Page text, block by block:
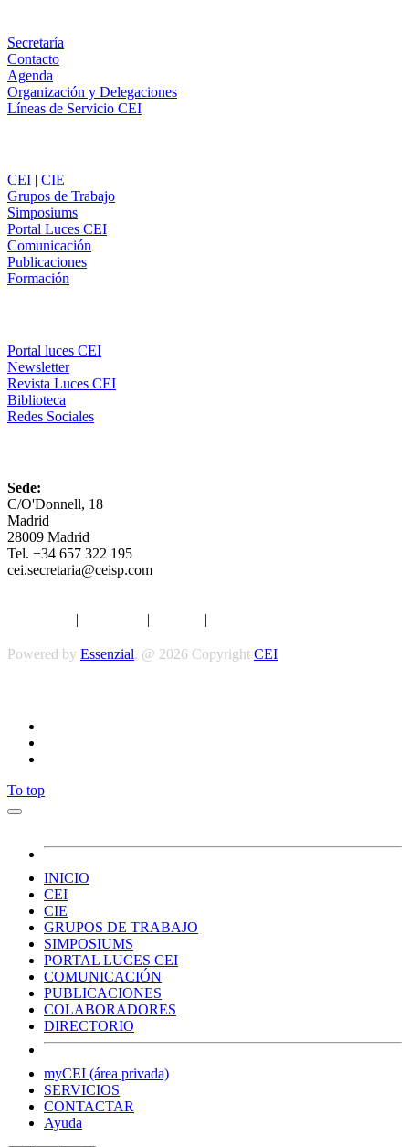
Secretaría
Contacto
Agenda
Organización y Delegaciones
Líneas de Servicio CEI
CEI | CIE
Grupos de Trabajo
Simposiums
Portal Luces CEI
Comunicación
Publicaciones
Formación
Portal luces CEI
Newsletter
Revista Luces CEI
Biblioteca
Redes Sociales
Sede:
C/O'Donnell, 18
Madrid
28009 Madrid
Tel. +34 657 322 195
cei.secretaria@ceisp.com
| | |
Powered by Essenzial. @ 2026 Copyright CEI
To top
INICIO
CEI
CIE
GRUPOS DE TRABAJO
SIMPOSIUMS
PORTAL LUCES CEI
COMUNICACIÓN
PUBLICACIONES
COLABORADORES
DIRECTORIO
myCEI (área privada)
SERVICIOS
CONTACTAR
Ayuda